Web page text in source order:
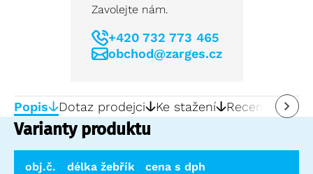
Zavolejte nám.
+420 732 773 465
obchod@zarges.cz
Popis Dotaz prodejci Ke stažení Recenze 0
Varianty produktu
obj.č. délka žebříku (m) pracovní výška (m)
cena s dph